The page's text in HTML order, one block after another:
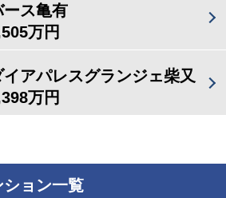
ース亀有
万円
イアパレスグランジェ柴又
万円
ョン一覧